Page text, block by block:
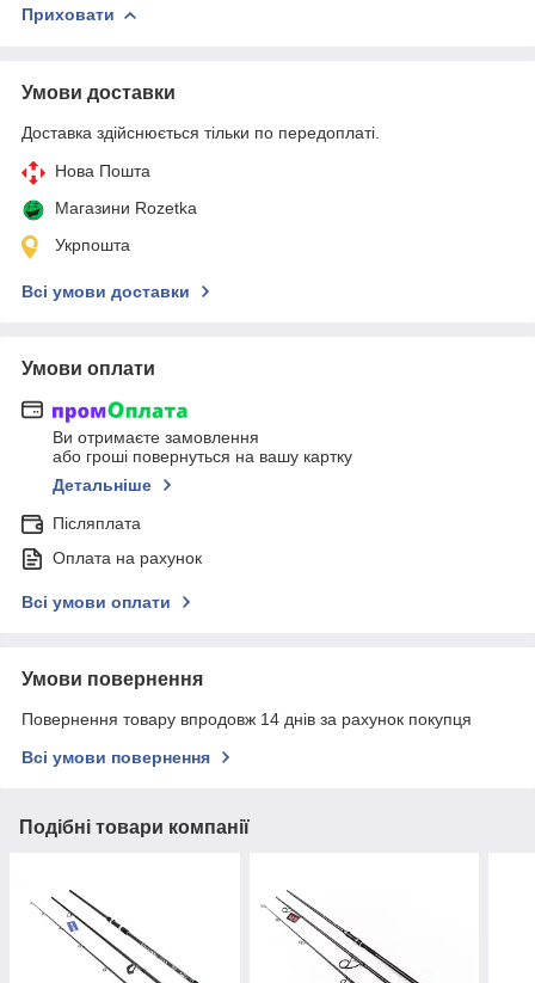
Приховати
Умови доставки
Доставка здійснюється тільки по передоплаті.
Нова Пошта
Магазини Rozetka
Укрпошта
Всі умови доставки
Умови оплати
Ви отримаєте замовлення
або гроші повернуться на вашу картку
Детальніше
Післяплата
Оплата на рахунок
Всі умови оплати
Умови повернення
Повернення товару впродовж 14 днів за рахунок покупця
Всі умови повернення
Подібні товари компанії